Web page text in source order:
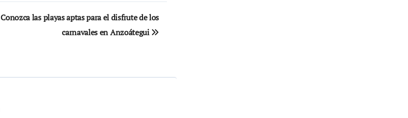
Conozca las playas aptas para el disfrute de los
carnavales en Anzoátegui